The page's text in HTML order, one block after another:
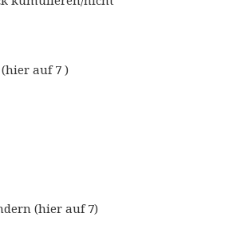
auf 7 )
(hier auf 7)